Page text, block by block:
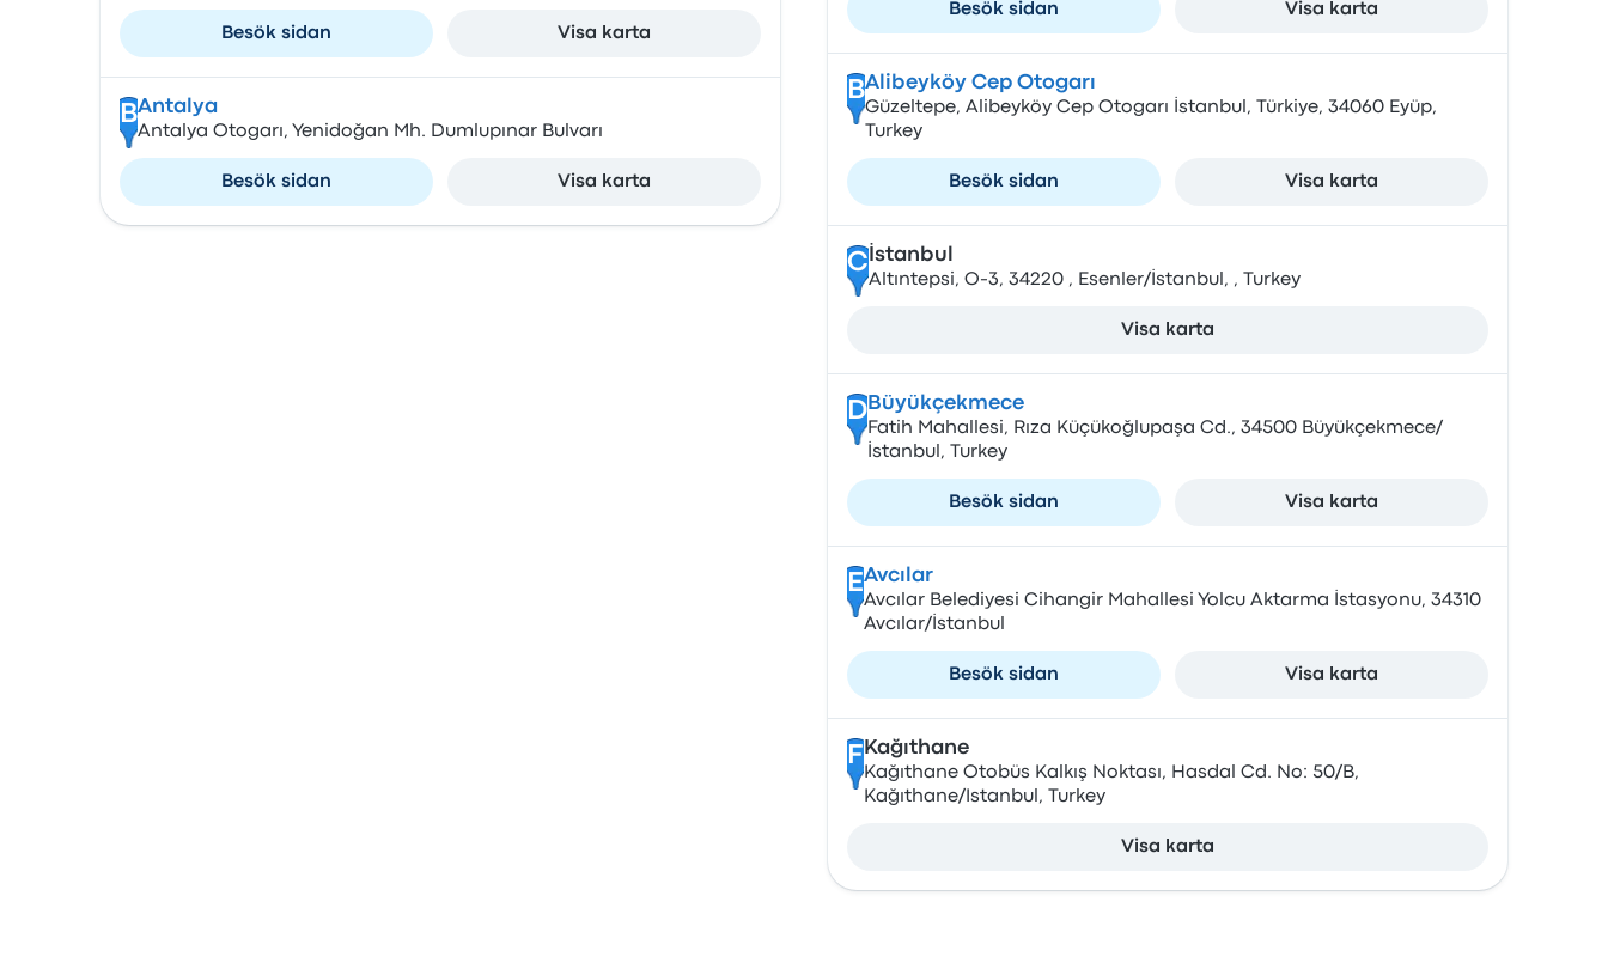
Besök sidan Visa karta
BAntalya
Antalya Otogarı, Yenidoğan Mh. Dumlupınar Bulvarı
Besök sidan Visa karta
Besök sidan Visa karta
BAlibeyköy Cep Otogarı
Güzeltepe, Alibeyköy Cep Otogarı İstanbul, Türkiye, 34060 Eyüp,
Turkey
Besök sidan Visa karta
Cİstanbul
Altıntepsi, O-3, 34220 , Esenler/İstanbul, , Turkey
Visa karta
DBüyükçekmece
Fatih Mahallesi, Rıza Küçükoğlupaşa Cd., 34500 Büyükçekmece/
İstanbul, Turkey
Besök sidan Visa karta
EAvcılar
Avcılar Belediyesi Cihangir Mahallesi Yolcu Aktarma İstasyonu, 34310
Avcılar/İstanbul
Besök sidan Visa karta
F Kağıthane
Kağıthane Otobüs Kalkış Noktası, Hasdal Cd. No: 50/B,
Kağıthane/Istanbul, Turkey
Visa karta